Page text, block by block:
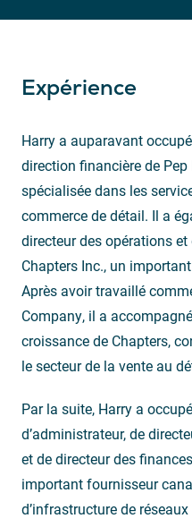
Expérience
Harry a auparavant
direction financière de
spécialisée dans les
commerce de détail. Il a
directeur des opérations
Chapters Inc., un
Après avoir travaillé
Company, il a
croissance de Chapters,
le secteur de la vente au
Par la suite, Harry a
d’administrateur, de
et de directeur des
important fournisseur
d’infrastructure de